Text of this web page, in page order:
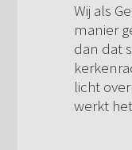
Wij als
manier
dan dat
licht
werkt